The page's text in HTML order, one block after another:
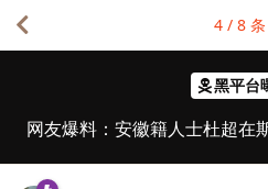
黑平台
网友爆料：安徽籍人士杜超在
4 / 8 条